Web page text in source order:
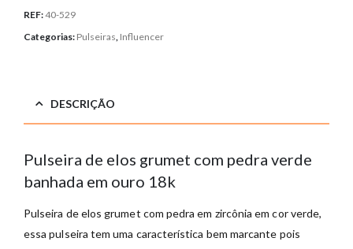
REF:40-529
Categorias: Pulseiras, Influencer
DESCRIÇÃO
Pulseira de elos grumet com pedra verde
banhada em ouro 18k
Pulseira de elos grumet com pedra em zircônia em cor verde,
essa pulseira tem uma característica bem marcante pois